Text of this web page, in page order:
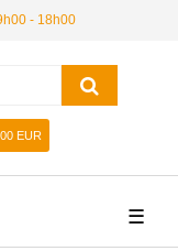
- 18h00
EUR
☰